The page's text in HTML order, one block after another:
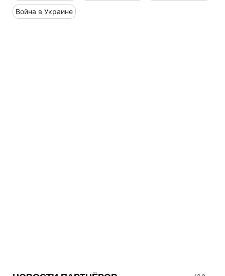
Война в Украине